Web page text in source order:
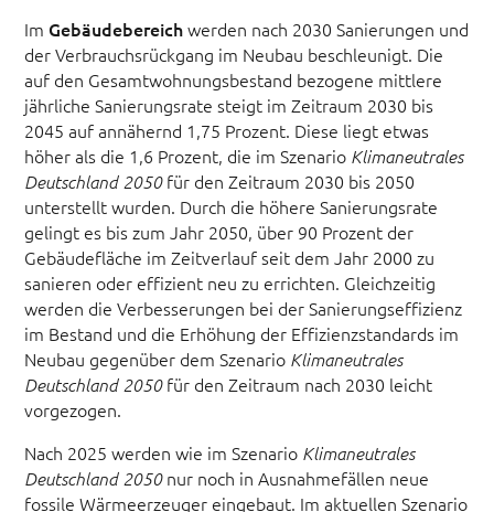
ImGebäudebereichwerden nach 2030 Sanierungen und
der Verbrauchsrückgang im Neubau beschleunigt. Die
auf den Gesamtwohnungsbestand bezogene mittlere
jährliche Sanierungsrate steigt im Zeitraum 2030 bis
2045 auf annähernd 1,75 Prozent. Diese liegt etwas
höher als die 1,6 Prozent, die im Szenario Klimaneutrales
Deutschland 2050für den Zeitraum 2030 bis 2050
unterstellt wurden. Durch die höhere Sanierungsrate
gelingt es bis zum Jahr 2050, über 90 Prozent der
Gebäudefläche im Zeitverlauf seit dem Jahr 2000 zu
sanieren oder effizient neu zu errichten. Gleichzeitig
werden die Verbesserungen bei der Sanierungseffizienz
im Bestand und die Erhöhung der Effizienzstandards im
Neubau gegenüber dem Szenario Klimaneutrales
Deutschland 2050für den Zeitraum nach 2030 leicht
vorgezogen.
Nach 2025 werden wie im Szenario Klimaneutrales
Deutschland 2050nur noch in Ausnahmefällen neue
fossile Wärmeerzeuger eingebaut. Im aktuellen Szenario